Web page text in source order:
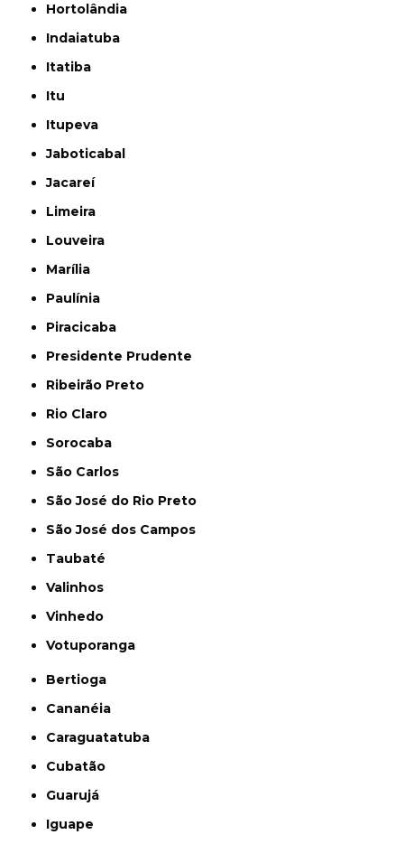
Hortolândia
Indaiatuba
Itatiba
Itu
Itupeva
Jaboticabal
Jacareí
Limeira
Louveira
Marília
Paulínia
Piracicaba
Presidente Prudente
Ribeirão Preto
Rio Claro
Sorocaba
São Carlos
São José do Rio Preto
São José dos Campos
Taubaté
Valinhos
Vinhedo
Votuporanga
Bertioga
Cananéia
Caraguatatuba
Cubatão
Guarujá
Iguape